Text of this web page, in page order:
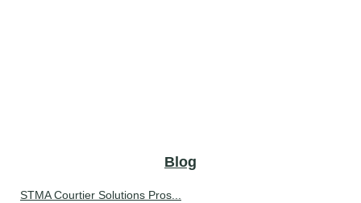
Blog
STMA Courtier Solutions Pros...